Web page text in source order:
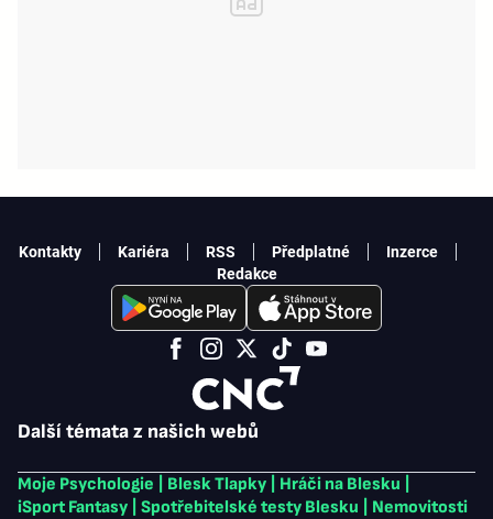
Další témata z našich webů
Moje Psychologie Blesk Tlapky Hráči na Blesku
iSport Fantasy
Spotřebitelské testy Blesku
Nemovitosti
Kontakty Kariéra RSS Předplatné
Inzerce
Redakce